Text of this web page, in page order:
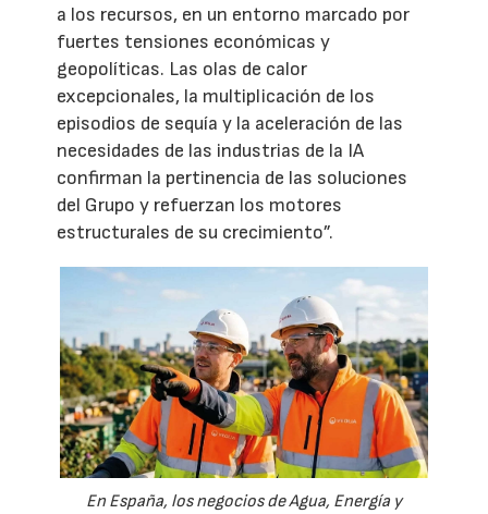
a los recursos, en un entorno marcado por
fuertes tensiones económicas y
geopolíticas. Las olas de calor
excepcionales, la multiplicación de los
episodios de sequía y la aceleración de las
necesidades de las industrias de la IA
confirman la pertinencia de las soluciones
del Grupo y refuerzan los motores
estructurales de su crecimiento”.
En España, los negocios de Agua, Energía y